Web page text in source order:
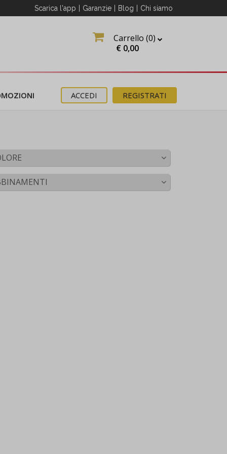
Scarica l'app Garanzie Blog Chi siamo
Carrello (0)
€ 0,00
REGISTRATI
ACCEDI